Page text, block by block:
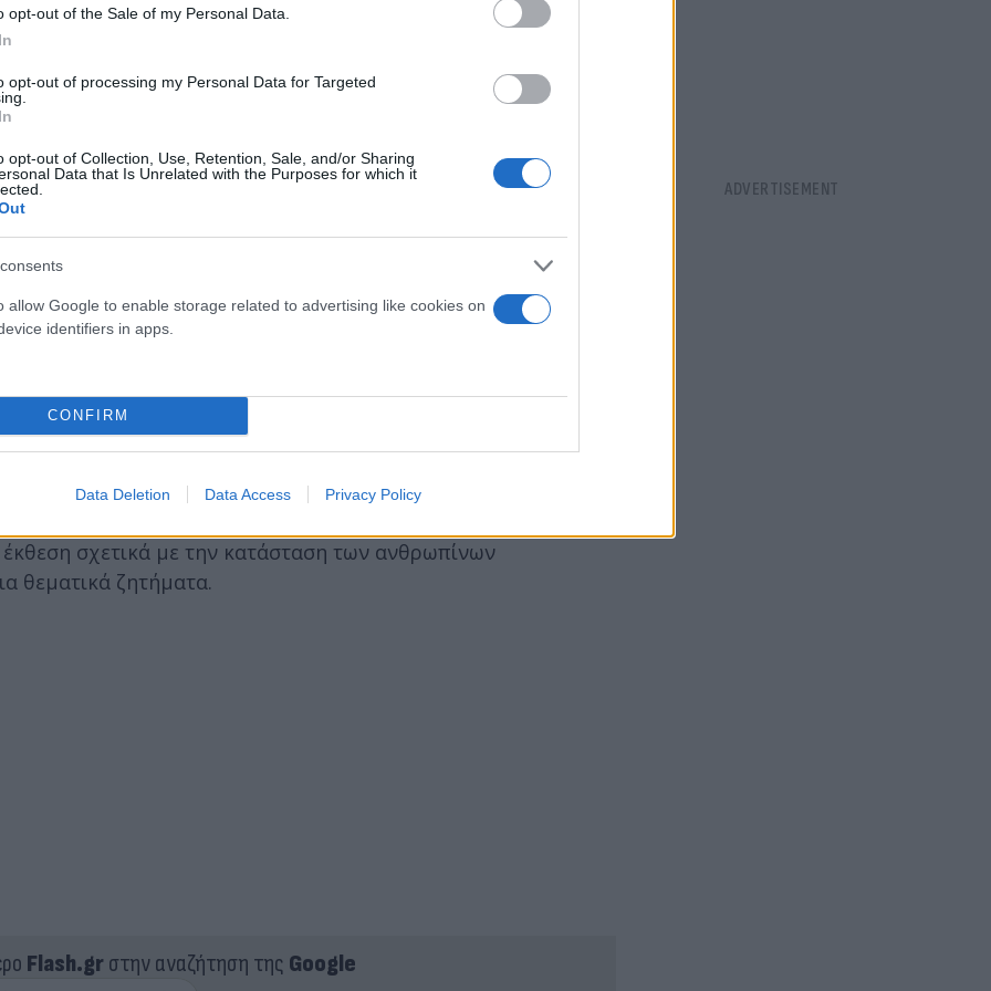
opt-out of the Sale of my Personal Data.
opt-out of processing my Personal Data for Targeted
opt-out of Collection, Use, Retention, Sale, and/or Sharing
Data that Is Unrelated with the Purposes for which it
allow Google to enable storage related to advertising like cookies on
identifiers in apps.
CONFIRM
Data Deletion Data Access Privacy Policy
στρατιώτη που τραυματίστηκε σε αιχμαλωσία. Ένας
συνέχεια μαρκάρισε την κοιλιά του με τις λέξεις «Δόξα
είχε εμπλακεί ενεργά σε βασανιστήρια με ηλεκτροσόκ
που έπρεπε να ακολουθηθούν.
ξυλοκοπούνταν και κακοποιούνταν. Άλλοι
είχαν επιβληθεί με καταναγκασμό. Από τις αρχές του
κατηγορήθηκαν για πολιτικούς λόγους, με 390 να τεθούν
τους διαμαρτυρίες κατά του πολέμου στην Ουκρανία.
από 47 μέλη- κράτη, καθένα από τα οποία εκλέγεται
Συμβούλιο μπορεί να διορίσει ανεξάρτητους
σχετικά με την κατάσταση των ανθρωπίνων
θεματικά ζητήματα.
Flash.grστην αναζήτηση της Google